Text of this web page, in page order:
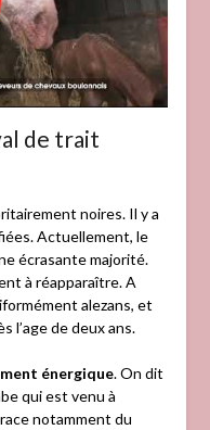
de trait
noires. Il y a
Actuellement, le
écrasante majorité.
à réapparaître. A
alezans, et
l’age de deux ans.
énergique. On dit
qui est venu à
notamment du